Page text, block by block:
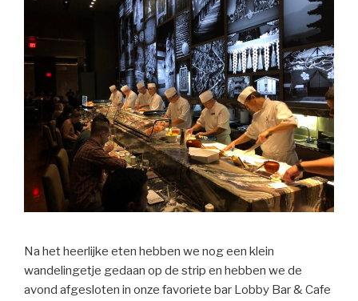
Na het heerlijke eten hebben we nog een klein
wandelingetje gedaan op de strip en hebben we de
avond afgesloten in onze favoriete bar Lobby Bar & Cafe